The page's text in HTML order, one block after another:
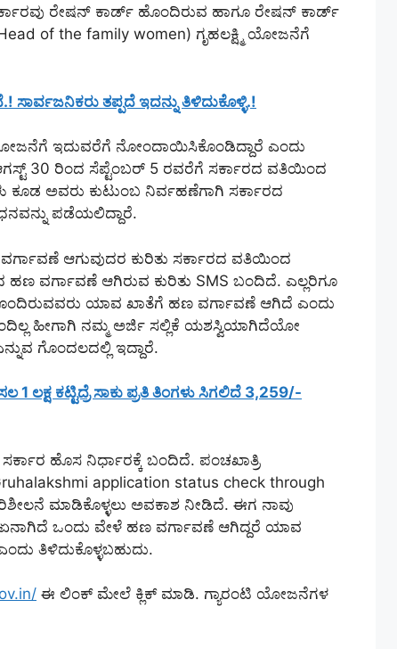
ರೇಷನ್ ಕಾರ್ಡ್ ಹೊಂದಿರುವ ಹಾಗೂ ರೇಷನ್ ಕಾರ್ಡ್
of the family women) ಗೃಹಲಕ್ಷ್ಮಿ ಯೋಜನೆಗೆ
ತಪ್ಪದೆ ಇದನ್ನು ತಿಳಿದುಕೊಳ್ಳಿ.!
ಇದುವರೆಗೆ ನೋಂದಾಯಿಸಿಕೊಂಡಿದ್ದಾರೆ ಎಂದು
30 ರಿಂದ ಸೆಪ್ಟೆಂಬರ್ 5 ರವರೆಗೆ ಸರ್ಕಾರದ ವತಿಯಿಂದ
ಕೂಡ ಅವರು ಕುಟುಂಬ ನಿರ್ವಹಣೆಗಾಗಿ ಸರ್ಕಾರದ
ಪಡೆಯಲಿದ್ದಾರೆ.
ಆಗುವುದರ ಕುರಿತು ಸರ್ಕಾರದ ವತಿಯಿಂದ
ಹಣ ವರ್ಗಾವಣೆ ಆಗಿರುವ ಕುರಿತು SMS ಬಂದಿದೆ. ಎಲ್ಲರಿಗೂ
ಯಾವ ಖಾತೆಗೆ ಹಣ ವರ್ಗಾವಣೆ ಆಗಿದೆ ಎಂದು
ಹೀಗಾಗಿ ನಮ್ಮ ಅರ್ಜಿ ಸಲ್ಲಿಕೆ ಯಶಸ್ವಿಯಾಗಿದೆಯೋ
ಗೊಂದಲದಲ್ಲಿ ಇದ್ದಾರೆ.
ಲಕ್ಷ ಕಟ್ಟಿದ್ರೆ ಸಾಕು ಪ್ರತಿ ತಿಂಗಳು ಸಿಗಲಿದೆ 3,259/-
ಹೊಸ ನಿರ್ಧಾರಕ್ಕೆ ಬಂದಿದೆ. ಪಂಚಖಾತ್ರಿ
application status check through
ಮಾಡಿಕೊಳ್ಳಲು ಅವಕಾಶ ನೀಡಿದೆ. ಈಗ ನಾವು
ಒಂದು ವೇಳೆ ಹಣ ವರ್ಗಾವಣೆ ಆಗಿದ್ದರೆ ಯಾವ
ತಿಳಿದುಕೊಳ್ಳಬಹುದು.
ಈ ಲಿಂಕ್ ಮೇಲೆ ಕ್ಲಿಕ್ ಮಾಡಿ. ಗ್ಯಾರಂಟಿ ಯೋಜನೆಗಳ